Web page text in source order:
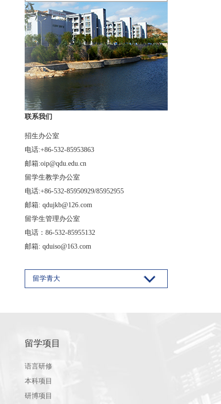
联系我们
招生办公室
电话:+86-532-85953863
邮箱:oip@qdu.edu.cn
留学生教学办公室
电话:+86-532-85950929/85952955
邮箱: qdujkb@126.com
留学生管理办公室
电话：86-532-85955132
邮箱: qduiso@163.com
留学青大
留学项目
语言研修
本科项目
研博项目